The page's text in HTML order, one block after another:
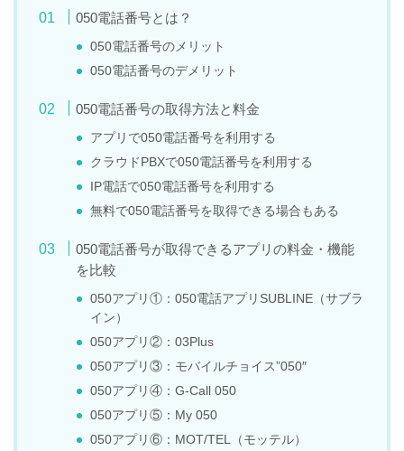
050電話番号とは？
050電話番号のメリット
050電話番号のデメリット
050電話番号の取得方法と料金
アプリで050電話番号を利用する
クラウドPBXで050電話番号を利用する
IP電話で050電話番号を利用する
無料で050電話番号を取得できる場合もある
050電話番号が取得できるアプリの料金・機能
を比較
050アプリ①：050電話アプリSUBLINE（サブラ
イン）
050アプリ②：03Plus
050アプリ③：モバイルチョイス”050″
050アプリ④：G-Call 050
050アプリ⑤：My 050
050アプリ⑥：MOT/TEL（モッテル）